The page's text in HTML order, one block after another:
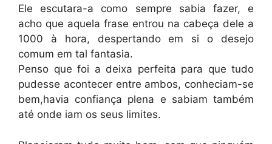
Ele escutara-a como sempre sabia fazer, e
acho que aquela frase entrou na cabeça dele a
1000 à hora, despertando em si o desejo
comum em tal fantasia.
Penso que foi a deixa perfeita para que tudo
pudesse acontecer entre ambos, conheciam-se
bem,havia confiança plena e sabiam também
até onde iam os seus limites.